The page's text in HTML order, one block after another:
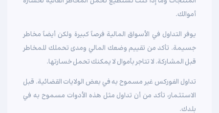
أموالك.
يوفر التداول في الأسواق المالية فرصاً كبيرة ولكن أيضاً مخاطر
جسيمة. تأكد من تقييم وضعك المالي ومدى تحملك للمخاطر
قبل المشاركة. لا تتاجر بأموال لا يمكنك تحمل خسارتها.
تداول الفوركس غير مسموح به في بعض الولايات القضائية. قبل
الاستثمار، تأكد من أن تداول مثل هذه الأدوات مسموح به في
بلدك.